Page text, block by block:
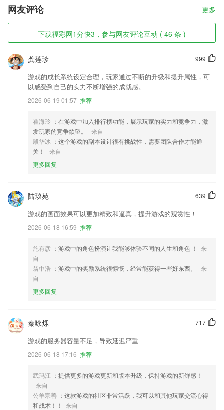
网友评论 更多
下载福彩网1分快3，参与网友评论互动 ( 46 条 )
999
龚莲珍
游戏的成长系统设定合理，玩家通过不断的升级和提升属性，可
以感受到自己的实力不断增强的成就感。
2026-06-19 01:57 推荐
翟海玲 ：在游戏中加入排行榜功能，展示玩家的实力和竞争力，激
发玩家的竞争欲望。
来自
殷华冰 ：这个游戏的副本设计很有挑战性，需要团队合作才能通
关！
来自
更多回复
639
陆琰苑
游戏的画面效果可以更加精致和逼真，提升游戏的观赏性！
2026-06-18 16:59 推荐
施有彦 ：游戏中的角色扮演让我能够体验不同的人生和角色 ！
来
自
翁中浩 ：游戏中的奖励系统很慷慨，经常能获得一些好东西。
来
自
更多回复
717
秦咏烁
游戏的服务器容量不足，导致延迟严重
2026-06-18 17:16 推荐
武玛江 ：提供更多的游戏更新和版本升级，保持游戏的新鲜感！
来自
公羊宗善 ：这款游戏的社区非常活跃，我可以和其他玩家交流心得
和战术！！
来自